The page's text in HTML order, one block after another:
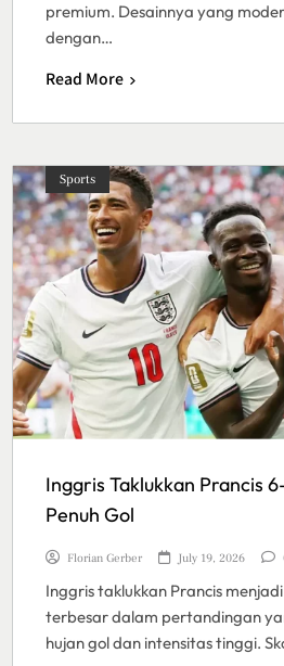
premium. Desainnya yang
dengan…
Read More
Sports
Inggris Taklukkan Prancis
Penuh Gol
Florian Gerber July 19, 2026
Inggris taklukkan Prancis
terbesar dalam pertandingan
hujan gol dan intensitas tinggi.